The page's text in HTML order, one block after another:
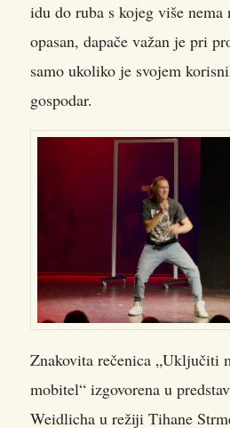
idu do ruba s kojeg više nema
opasan, dapače važan je pri
samo ukoliko je svojem
gospodar.
Znakovita rečenica „Uključiti
mobitel“ izgovorena u
Weidlicha u režiji Tihane